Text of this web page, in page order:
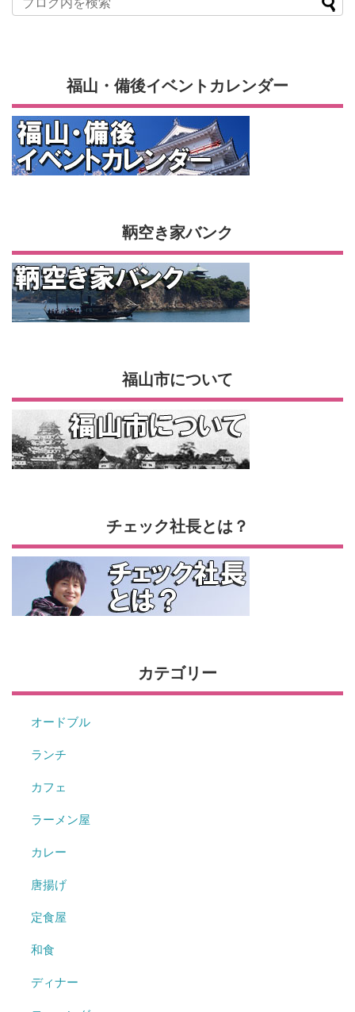
福山・備後イベントカレンダー
鞆空き家バンク
福山市について
チェック社長とは？
カテゴリー
オードブル
ランチ
カフェ
ラーメン屋
カレー
唐揚げ
定食屋
和食
ディナー